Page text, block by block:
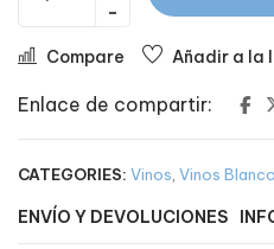
Compare Añadir a la
Enlace de compartir:
CATEGORIES: Vinos Vinos
ENVÍO Y DEVOLUCIONES